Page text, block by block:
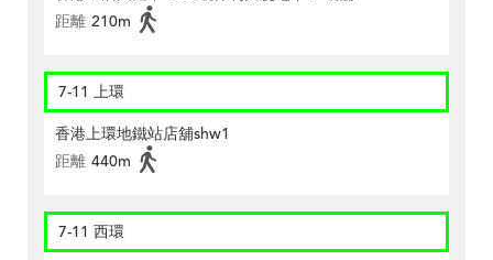
距離 210m
7-11 上環
香港上環地鐵站店舖shw1
距離 440m
7-11 西環